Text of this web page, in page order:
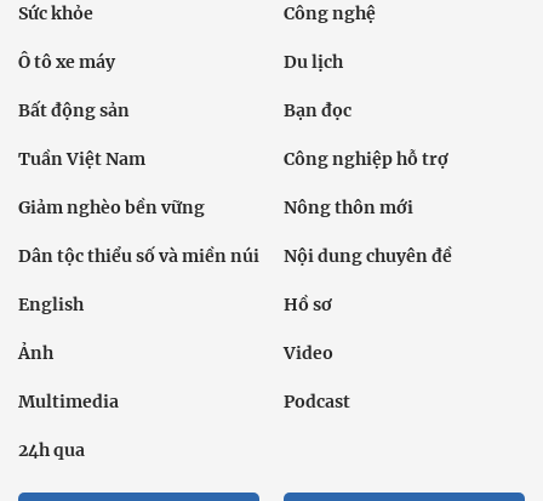
Sức khỏe Công nghệ
Ô tô xe máy Du lịch
Bất động sản Bạn đọc
Tuần Việt Nam Công nghiệp hỗ trợ
Giảm nghèo bền vững Nông thôn mới
Dân tộc thiểu số và miền núi Nội dung chuyên đề
English Hồ sơ
Ảnh Video
Multimedia Podcast
24h qua